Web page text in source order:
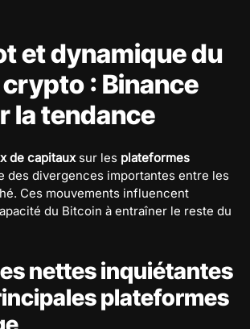
et dynamique du
: Binance
la tendance
de capitauxsur les plateformes
des divergences importantes entre les
Ces mouvements influencent
du Bitcoin à entraîner le reste du
nettes inquiétantes
plateformes